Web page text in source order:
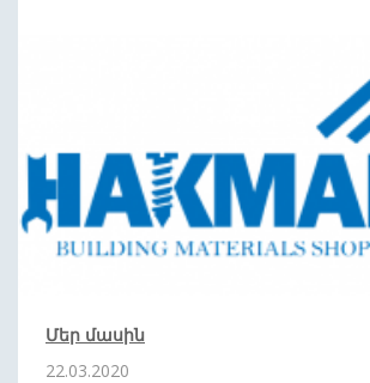
Մեր մասին
22.03.2020